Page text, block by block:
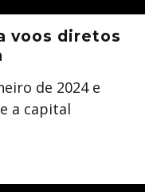
voos diretos
de 2024 e
a capital